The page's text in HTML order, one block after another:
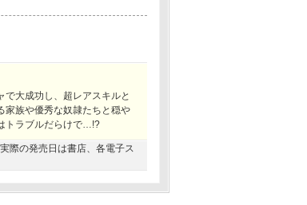
で大成功し、超レアスキルと
家族や優秀な奴隷たちと穏や
トラブルだらけで…!?
際の発売日は書店、各電子ス